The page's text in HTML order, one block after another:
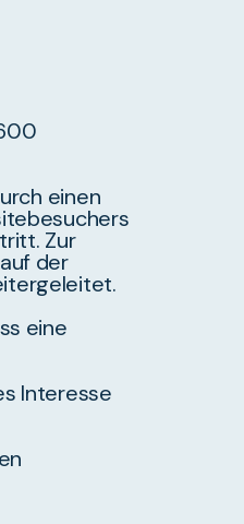
einen
Zur
der
eine
Interesse